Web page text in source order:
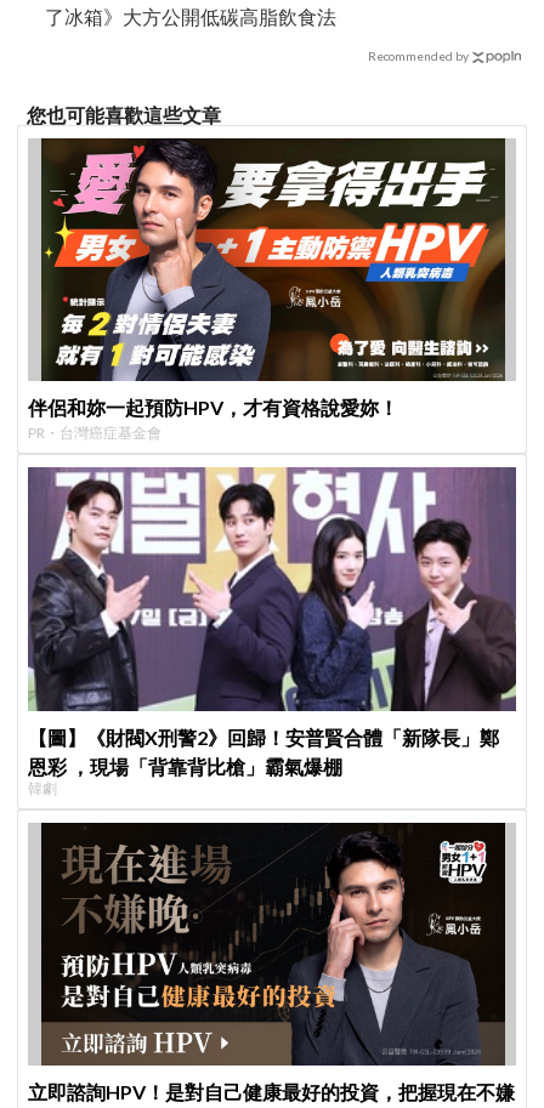
了冰箱》大方公開低碳高脂飲食法
Recommended by
您也可能喜歡這些文章
伴侶和妳一起預防HPV，才有資格說愛妳！
PR・台灣癌症基金會
【圖】《財閥X刑警2》回歸！安普賢合體「新隊長」鄭
恩彩 ，現場「背靠背比槍」霸氣爆棚
韓劇
立即諮詢HPV！是對自己健康最好的投資，把握現在不嫌